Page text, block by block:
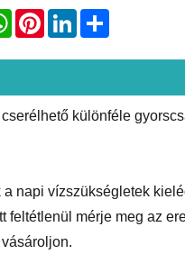
WhatsAppPinterestLinkedInShare
különféle
napi vízszükségletek
feltétlenül mérje meg az